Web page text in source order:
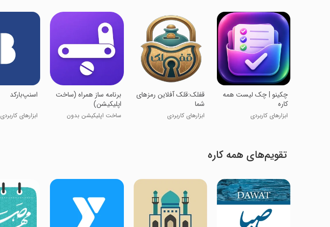
‏چکینو | چک لیست همه
کاره
ابزارهای کاربردی
‏قفلک:قلک آفلاین رمزهای
شما
ابزارهای کاربردی
‏‏‏‏‏‏‏برنامه ساز همراه (ساخت
اپلیکیشن)
ساخت اپلیکیشن بدون
‏‏‏اسنپ‌‎‎بارکد
ابزارهای کاربردی
تقویم‌های همه کاره